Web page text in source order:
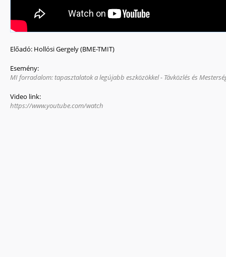
Előadó: Hollósi Gergely (BME-TMIT)
Esemény:
MI forradalom: tapasztalatok a legújabb eszközökkel - Távközlés és
Video link:
https://www.youtube.com/watch